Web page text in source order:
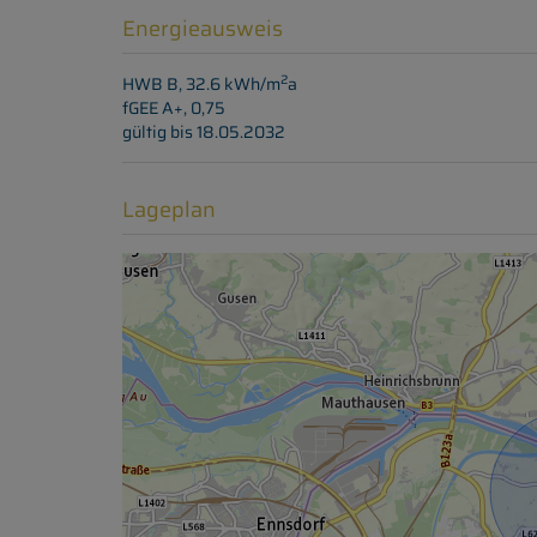
Energieausweis
HWB B, 32.6 kWh/m2a
fGEEA+, 0,75
gültig bis18.05.2032
Lageplan